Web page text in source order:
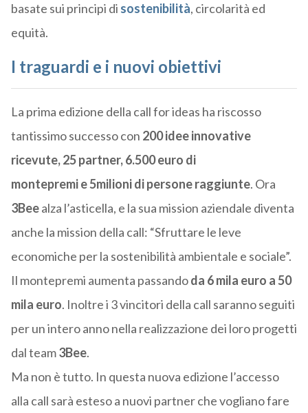
basate sui principi di sostenibilità, circolarità ed
equità.
I traguardi e i nuovi obiettivi
La prima edizione della call for ideas ha riscosso
tantissimo successo con 200 idee innovative
ricevute, 25 partner, 6.500 euro di
montepremi e 5milioni di persone raggiunte. Ora
3Beealza l’asticella, e la sua mission aziendale diventa
anche la mission della call: “Sfruttare le leve
economiche per la sostenibilità ambientale e sociale”.
Il montepremi aumenta passandoda 6 mila euro a 50
mila euro. Inoltre i 3 vincitori della call saranno seguiti
per un intero anno nella realizzazione dei loro progetti
dal team3Bee.
Ma non è tutto. In questa nuova edizione l’accesso
alla call sarà esteso a nuovi partner che vogliano fare